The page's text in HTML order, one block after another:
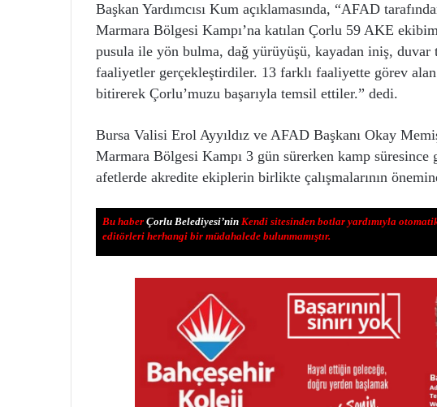
Başkan Yardımcısı Kum açıklamasında, “AFAD
Marmara Bölgesi Kampı’na katılan Çorlu 59 AKE
pusula ile yön bulma, dağ yürüyüşü, kayadan iniş, duvar
faaliyetler gerçekleştirdiler. 13 farklı faaliyette görev
bitirerek Çorlu’muzu başarıyla temsil ettiler.” dedi.
Bursa Valisi Erol Ayyıldız ve AFAD Başkanı Okay
Marmara Bölgesi Kampı 3 gün sürerken kamp
afetlerde akredite ekiplerin birlikte çalışmalarının
Bu haberÇorlu Belediyesi’nin Kendi sitesinden botlar yardımıyla
editörleri herhangi bir müdahalede bulunmamıştır.